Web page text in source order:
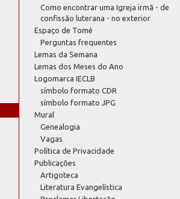
Como encontrar uma Igreja irmã - de
confissão luterana - no exterior
Espaço de Tomé
Perguntas frequentes
Lemas da Semana
Lemas dos Meses do Ano
Logomarca IECLB
símbolo formato CDR
símbolo formato JPG
Mural
Genealogia
Vagas
Política de Privacidade
Publicações
Artigoteca
Literatura Evangelística